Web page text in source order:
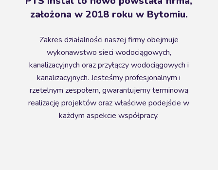
założona w 2018 roku w Bytomiu.
Zakres działalności naszej firmy obejmuje
wykonawstwo sieci wodociągowych,
kanalizacyjnych oraz przyłączy wodociągowych i
kanalizacyjnych. Jesteśmy profesjonalnym i
rzetelnym zespołem, gwarantujemy terminową
realizację projektów oraz właściwe podejście w
każdym aspekcie współpracy.